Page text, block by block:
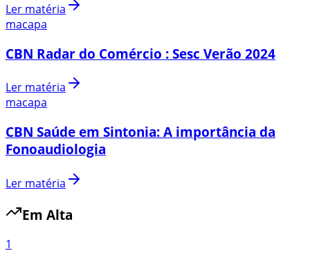
Ler matéria
macapa
CBN Radar do Comércio : Sesc Verão 2024
Ler matéria
macapa
CBN Saúde em Sintonia: A importância da
Fonoaudiologia
Ler matéria
Em Alta
1